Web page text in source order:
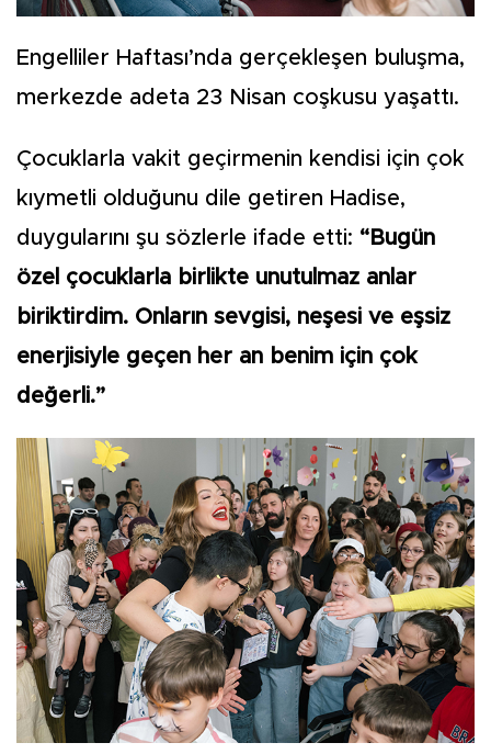
Engelliler Haftası’nda gerçekleşen buluşma,
merkezde adeta 23 Nisan coşkusu yaşattı.
Çocuklarla vakit geçirmenin kendisi için çok
kıymetli olduğunu dile getiren Hadise,
duygularını şu sözlerle ifade etti: “Bugün
özel çocuklarla birlikte unutulmaz anlar
biriktirdim. Onların sevgisi, neşesi ve eşsiz
enerjisiyle geçen her an benim için çok
değerli.”